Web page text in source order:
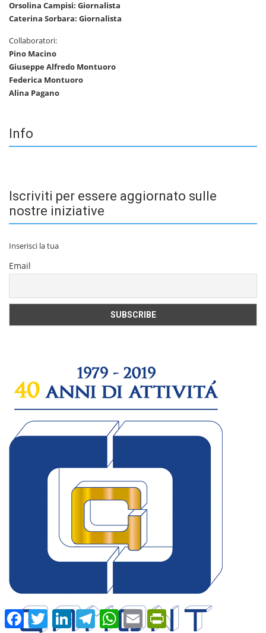
FacebookTwitterLinkedInTelegramWhatsAppEmail PrintFriendly
Orsolina Campisi: Giornalista
Caterina Sorbara: Giornalista
Collaboratori:
Pino Macino
Giuseppe Alfredo Montuoro
Federica Montuoro
Alina Pagano
Info
Iscriviti per essere aggiornato sulle
nostre iniziative
Inserisci la tua
Email